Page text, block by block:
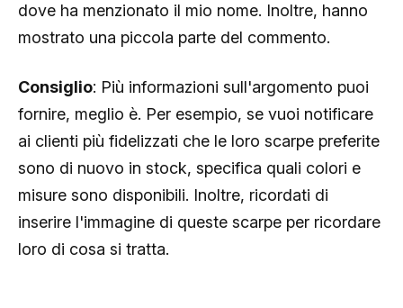
dove ha menzionato il mio nome. Inoltre, hanno
mostrato una piccola parte del commento.
Consiglio: Più informazioni sull'argomento puoi
fornire, meglio è. Per esempio, se vuoi notificare
ai clienti più fidelizzati che le loro scarpe preferite
sono di nuovo in stock, specifica quali colori e
misure sono disponibili. Inoltre, ricordati di
inserire l'immagine di queste scarpe per ricordare
loro di cosa si tratta.